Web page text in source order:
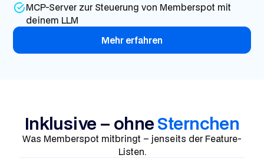
MCP-Server zur Steuerung von Memberspot mit
deinem LLM
Mehr erfahren
Inklusive – ohneSternchen
Was Memberspot mitbringt – jenseits der Feature-
Listen.